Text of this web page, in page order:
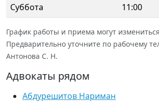
Суббота
11:00
График работы и приема могут
Предварительно уточните по рабочему
Антонова С. Н.
Адвокаты рядом
Абдурешитов Нариман